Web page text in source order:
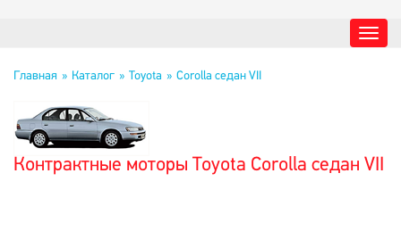
Главная Каталог Toyota Corolla седан VII
Контрактные моторы Toyota Corolla седан VII